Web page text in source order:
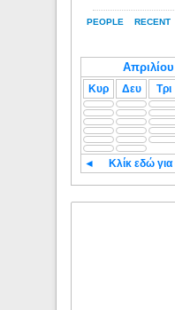
PEOPLE RECENT
Κυρ Δευ Τρι
◄ Κλίκ εδώ